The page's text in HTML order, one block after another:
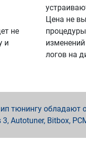
не
и
Цена не
логов на
тюнингу обладают
Autotuner, Bitbox,